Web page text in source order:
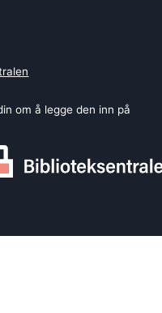
om å legge den inn på